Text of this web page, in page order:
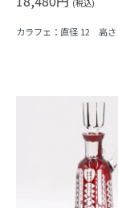
(税込)
カラフェ：直径 12 高